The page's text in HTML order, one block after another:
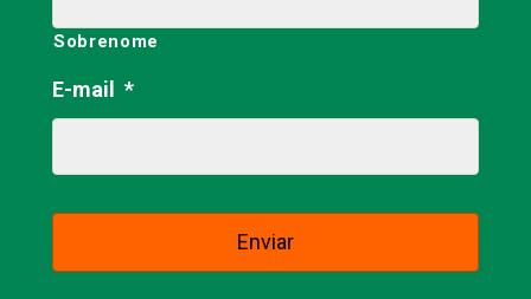
Sobrenome
E-mail *